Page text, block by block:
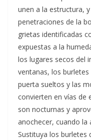
unen a la estructura,
penetraciones de la
grietas identificadas
expuestas a la
los lugares secos del
ventanas, los
puerta sueltos y las
convierten en vías de
son nocturnas y
anochecer, cuando la
Sustituya los burletes